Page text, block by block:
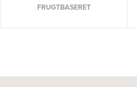
FRUGTBASERET